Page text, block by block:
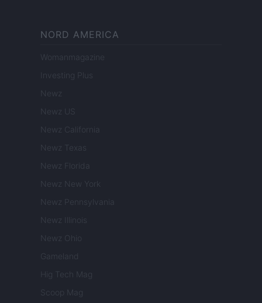
NORD AMERICA
Womanmagazine
Investing Plus
Newz
Newz US
Newz California
Newz Texas
Newz Florida
Newz New York
Newz Pennsylvania
Newz Illinois
Newz Ohio
Gameland
Hig Tech Mag
Scoop Mag